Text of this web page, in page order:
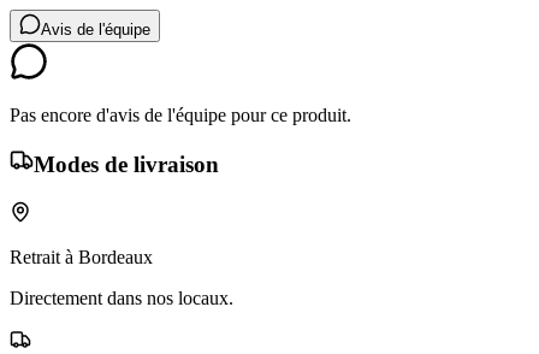
Avis de l'équipe
Pas encore d'avis de l'équipe pour ce produit.
Modes de livraison
Retrait à Bordeaux
Directement dans nos locaux.